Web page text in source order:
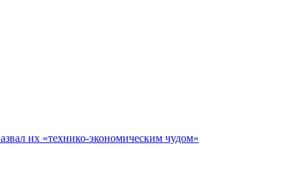
их «технико-экономическим чудом»